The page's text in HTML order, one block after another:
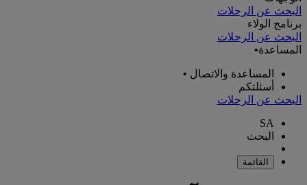
البحث عن الرحلات
برنامج الولاء
البحث عن الرحلات
المساعدة•
المساعدة والاتصال •
أسئلتكم
البحث عن الرحلات
SA
البحث
القائمة